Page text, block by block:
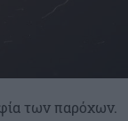
των παρόχων.